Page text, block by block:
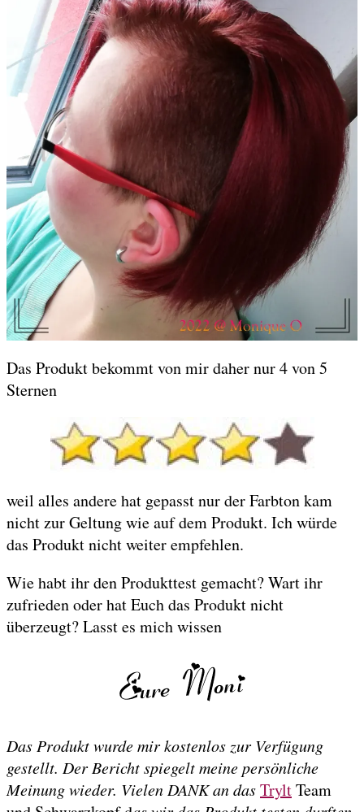
Das Produkt bekommt von mir daher nur 4 von 5
Sternen
weil alles andere hat gepasst nur der Farbton kam
nicht zur Geltung wie auf dem Produkt. Ich würde
das Produkt nicht weiter empfehlen.
Wie habt ihr den Produkttest gemacht? Wart ihr
zufrieden oder hat Euch das Produkt nicht
überzeugt? Lasst es mich wissen
Das Produkt wurde mir kostenlos zur Verfügung
gestellt. Der Bericht spiegelt meine persönliche
Meinung wieder. Vielen DANK an dasTryltTeam